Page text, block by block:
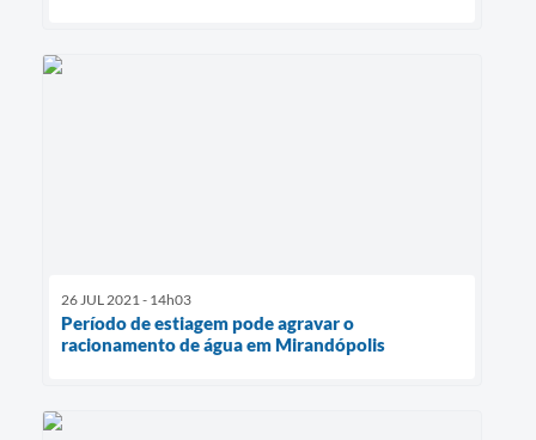
26 JUL 2021 - 14h03
Período de estiagem pode agravar o
racionamento de água em Mirandópolis